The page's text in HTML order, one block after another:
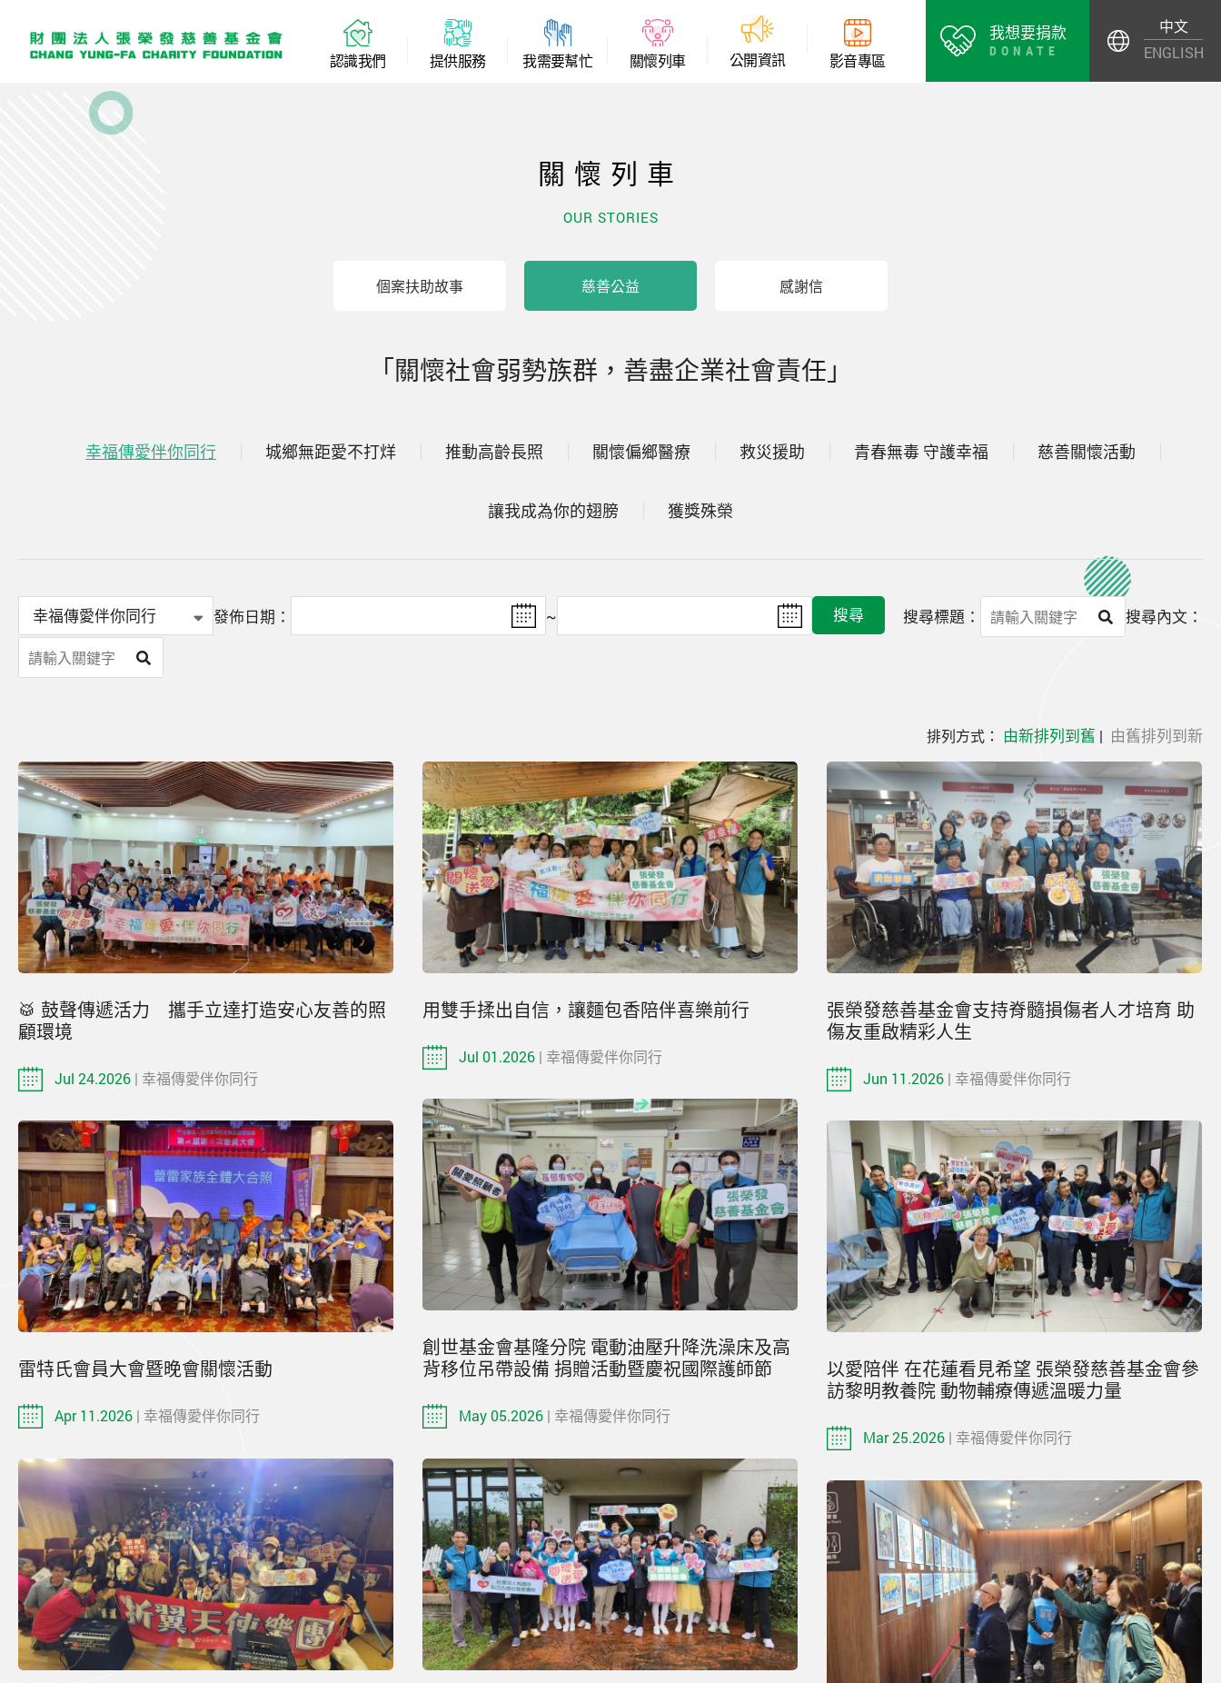
認識我們 提供服務 我需要幫忙 關懷列車 公開資訊 影音專區
我想要捐款
DONATE
中文
ENGLISH
關懷列車
OUR STORIES
個案扶助故事 慈善公益 感謝信
「關懷社會弱勢族群，善盡企業社會責任」
幸福傳愛伴你同行 城鄉無距愛不打烊 推動高齡長照 關懷偏鄉醫療 救災援助 青春無毒 守護幸福 慈善關懷活動
讓我成為你的翅膀 獲獎殊榮
發佈日期： ~ 搜尋 搜尋標題： 搜尋內文：
排列方式： 由新排列到舊 | 由舊排列到新
🥁 鼓聲傳遞活力 攜手立達打造安心友善的照
顧環境
Jul 24.2026 | 幸福傳愛伴你同行
用雙手揉出自信，讓麵包香陪伴喜樂前行
Jul 01.2026 | 幸福傳愛伴你同行
張榮發慈善基金會支持脊髓損傷者人才培育 助
傷友重啟精彩人生
Jun 11.2026 | 幸福傳愛伴你同行
創世基金會基隆分院 電動油壓升降洗澡床及高
背移位吊帶設備 捐贈活動暨慶祝國際護師節
May 05.2026 | 幸福傳愛伴你同行
雷特氏會員大會暨晚會關懷活動
Apr 11.2026 | 幸福傳愛伴你同行
以愛陪伴 在花蓮看見希望 張榮發慈善基金會參
訪黎明教養院 動物輔療傳遞溫暖力量
Mar 25.2026 | 幸福傳愛伴你同行